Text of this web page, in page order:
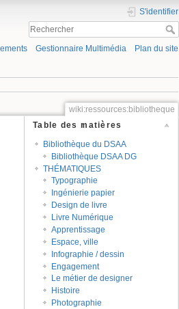
S'identifier
Gestionnaire Multimédia Plan du site
wiki:ressources:bibliotheque
Table des matières
Bibliothèque du DSAA
Bibliothèque DSAA DG
THÉMATIQUES
Typographie
Ingénierie papier
Design de livre
Livre Numérique
Apprentissage
Espace, ville
Infographie / dessin
Engagement
Le métier de designer
Histoire
Photographie